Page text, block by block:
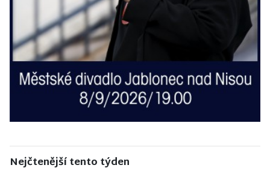
Nejčtenější tento týden